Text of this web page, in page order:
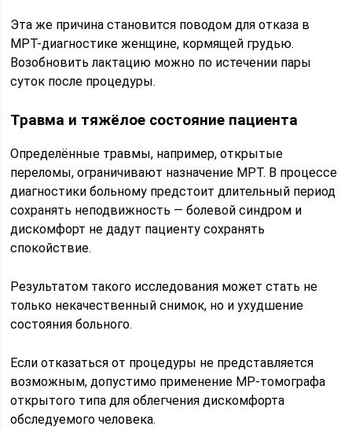
Эта же причина становится поводом для отказа в
МРТ-диагностике женщине, кормящей грудью.
Возобновить лактацию можно по истечении пары
суток после процедуры.
Травма и тяжёлое состояние пациента
Определённые травмы, например, открытые
переломы, ограничивают назначение МРТ. В процессе
диагностики больному предстоит длительный период
сохранять неподвижность — болевой синдром и
дискомфорт не дадут пациенту сохранять
спокойствие.
Результатом такого исследования может стать не
только некачественный снимок, но и ухудшение
состояния больного.
Если отказаться от процедуры не представляется
возможным, допустимо применение МР-томографа
открытого типа для облегчения дискомфорта
обследуемого человека.